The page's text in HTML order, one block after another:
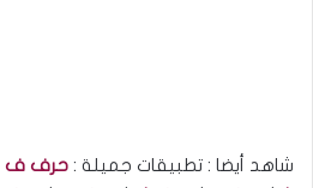
شاهد أيضا : تطبيقات جميلة : حرف ف